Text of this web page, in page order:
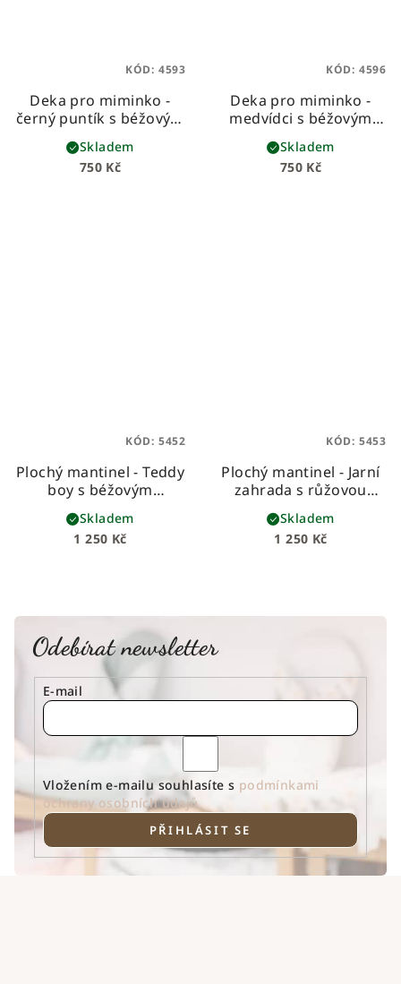
Deka pro miminko -
černý puntík s béžovým
velvetem
dětská deka – prémiová
bavlna & sametový
750 Kč
Skladem
KÓD: 4593
Deka pro miminko -
medvídci s béžovým
velvetem
dětská deka – prémiová
bavlna & sametový
750 Kč
Skladem
KÓD: 4596
Plochý mantinel - Teddy
boy s béžovým
velvetem
s výplní z molitanu
1 250 Kč
Skladem
KÓD: 5452
Plochý mantinel - Jarní
zahrada s růžovou
bavlnou
výplní z molitanu
1 250 Kč
Skladem
KÓD: 5453
Odebírat newsletter
E-mail
Vložením e-mailu souhlasíte s podmínkami
ochrany osobních údajů
PŘIHLÁSIT SE